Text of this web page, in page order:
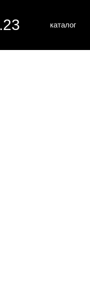
каталог